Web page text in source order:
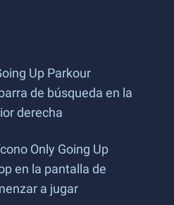
Up Parkour
de búsqueda en la
derecha
Only Going Up
en la pantalla de
a jugar